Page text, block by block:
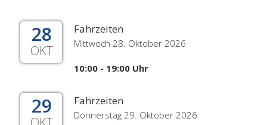
28
OKT
Fahrzeiten
Mittwoch 28. Oktober 2026
10:00 - 19:00 Uhr
29 Fahrzeiten
Donnerstag 29. Oktober 2026